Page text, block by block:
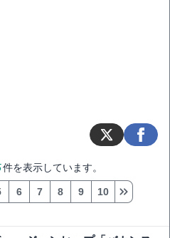
件を表示しています。
6 7 8 9 10